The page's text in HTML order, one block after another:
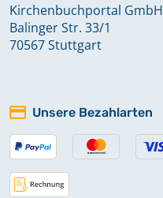
Kirchenbuchportal GmbH
Balinger Str. 33/1
70567 Stuttgart
Unsere Bezahlarten